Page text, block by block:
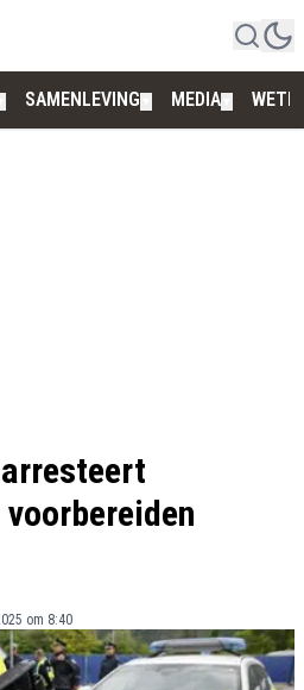
SAMENLEVING MEDIA
om 8:40